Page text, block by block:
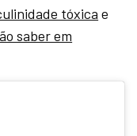
tóxica e
saber em